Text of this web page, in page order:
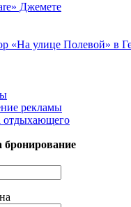
Джемете
«На улице Полевой» в
рекламы
отдыхающего
бронирование